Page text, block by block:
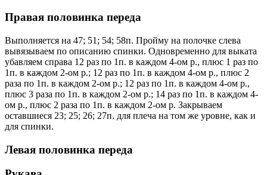
Правая половинка переда
Выполняется на 47; 51; 54; 58п. Пройму на полочке слева
вывязываем по описанию спинки. Одновременно для выката
убавляем справа 12 раз по 1п. в каждом 4-ом р., плюс 1 раз по
1п. в каждом 2-ом р.; 12 раз по 1п. в каждом 4-ом р., плюс 2
раза по 1п. в каждом 2-ом р.; 12 раз по 1п. в каждом 4-ом р.,
плюс 3 раза по 1п. в каждом 2-ом р.; 14 раз по 1п. в каждом 4-
ом р., плюс 2 раза по 1п. в каждом 2-ом р. Закрываем
оставшиеся 23; 25; 26; 27п. для плеча на том же уровне, как и
для спинки.
Левая половинка переда